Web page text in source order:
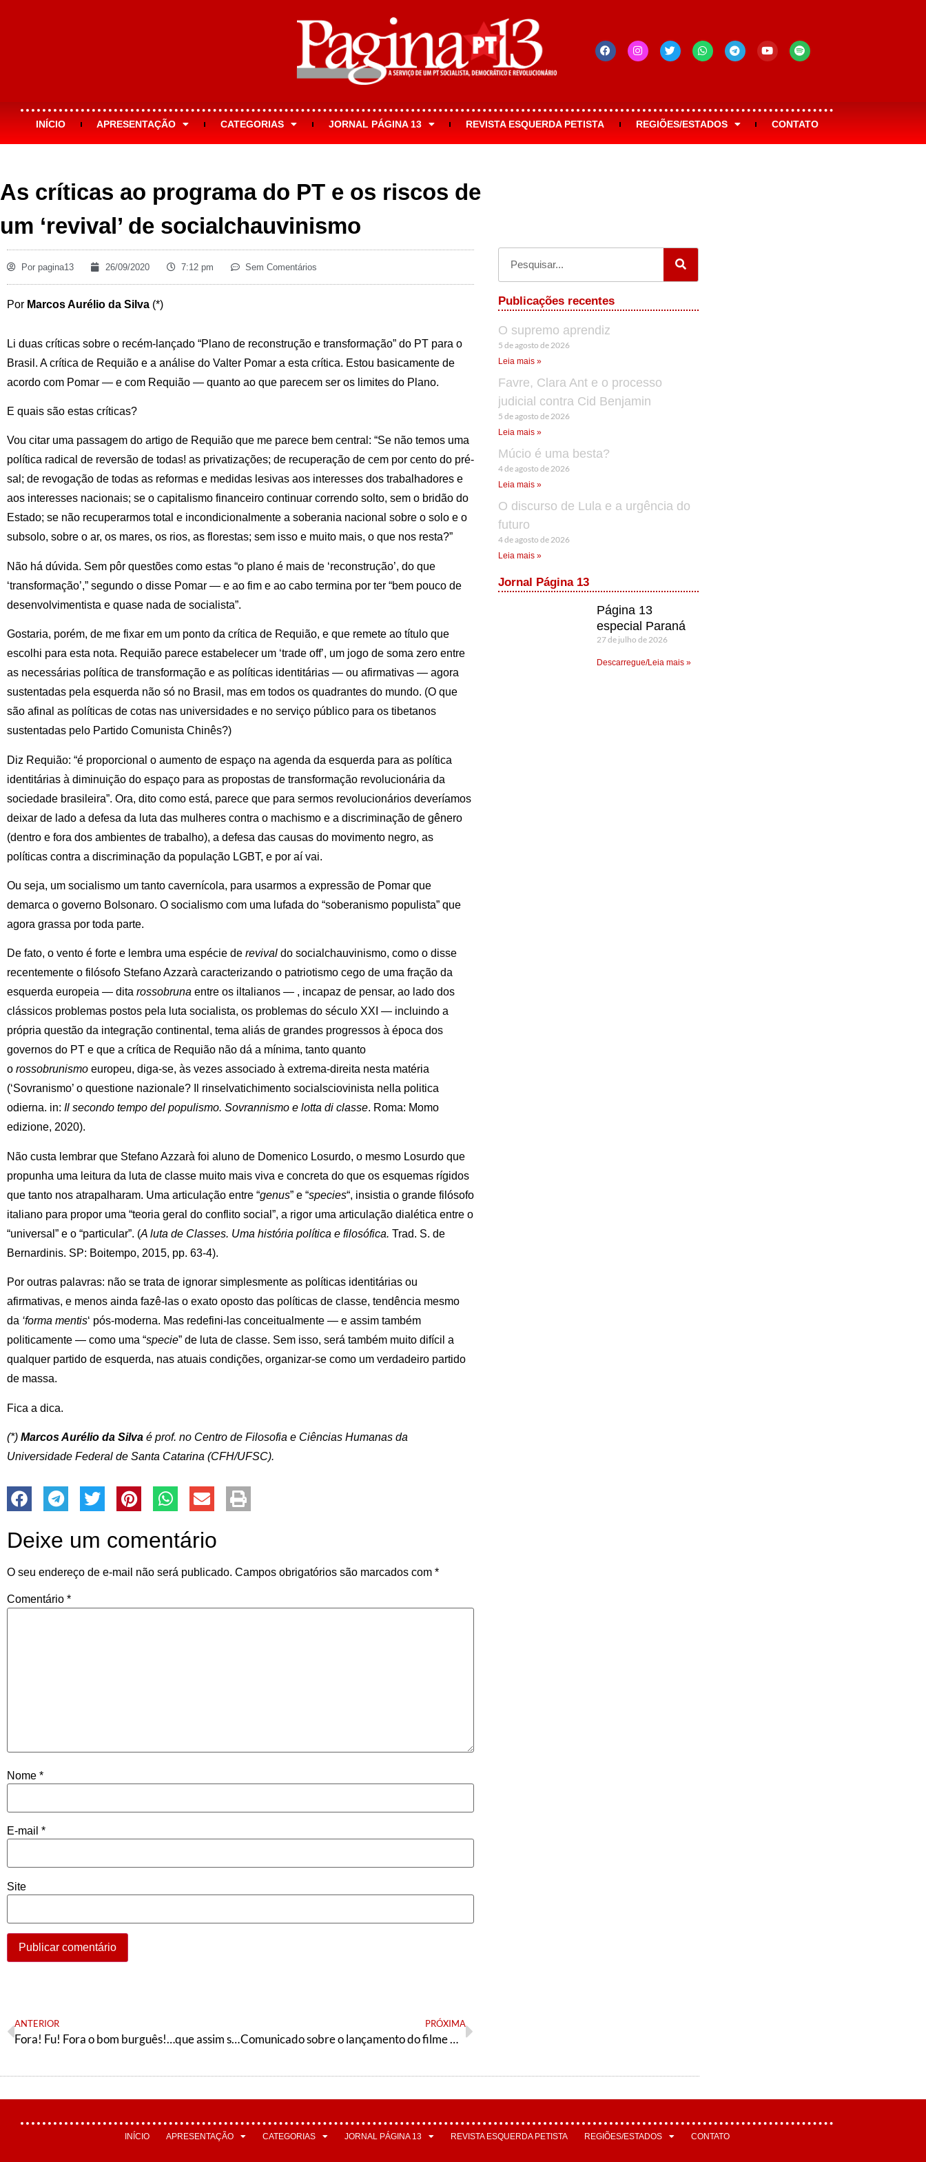
INÍCIO APRESENTAÇÃO CATEGORIAS JORNAL PÁGINA 13 REVISTA ESQUERDA PETISTA REGIÕES/ESTADOS CONTATO
As críticas ao programa do PT e os riscos de
um ‘revival’ de socialchauvinismo
Por pagina13 26/09/2020 7:12 pm Sem Comentários
Por Marcos Aurélio da Silva (*)
Li duas críticas sobre o recém-lançado “Plano de reconstrução e transformação” do PT para o
Brasil. A crítica de Requião e a análise do Valter Pomar a esta crítica. Estou basicamente de
acordo com Pomar — e com Requião — quanto ao que parecem ser os limites do Plano.
E quais são estas críticas?
Vou citar uma passagem do artigo de Requião que me parece bem central: “Se não temos uma
política radical de reversão de todas! as privatizações; de recuperação de cem por cento do pré-
sal; de revogação de todas as reformas e medidas lesivas aos interesses dos trabalhadores e
aos interesses nacionais; se o capitalismo financeiro continuar correndo solto, sem o bridão do
Estado; se não recuperarmos total e incondicionalmente a soberania nacional sobre o solo e o
subsolo, sobre o ar, os mares, os rios, as florestas; sem isso e muito mais, o que nos resta?”
Não há dúvida. Sem pôr questões como estas “o plano é mais de ‘reconstrução’, do que
‘transformação’,” segundo o disse Pomar — e ao fim e ao cabo termina por ter “bem pouco de
desenvolvimentista e quase nada de socialista”.
Gostaria, porém, de me fixar em um ponto da crítica de Requião, e que remete ao título que
escolhi para esta nota. Requião parece estabelecer um ‘trade off’, um jogo de soma zero entre
as necessárias política de transformação e as políticas identitárias — ou afirmativas — agora
sustentadas pela esquerda não só no Brasil, mas em todos os quadrantes do mundo. (O que
são afinal as políticas de cotas nas universidades e no serviço público para os tibetanos
sustentadas pelo Partido Comunista Chinês?)
Diz Requião: “é proporcional o aumento de espaço na agenda da esquerda para as política
identitárias à diminuição do espaço para as propostas de transformação revolucionária da
sociedade brasileira”. Ora, dito como está, parece que para sermos revolucionários deveríamos
deixar de lado a defesa da luta das mulheres contra o machismo e a discriminação de gênero
(dentro e fora dos ambientes de trabalho), a defesa das causas do movimento negro, as
políticas contra a discriminação da população LGBT, e por aí vai.
Ou seja, um socialismo um tanto cavernícola, para usarmos a expressão de Pomar que
demarca o governo Bolsonaro. O socialismo com uma lufada do “soberanismo populista” que
agora grassa por toda parte.
De fato, o vento é forte e lembra uma espécie de revival do socialchauvinismo, como o disse
recentemente o filósofo Stefano Azzarà caracterizando o patriotismo cego de uma fração da
esquerda europeia — dita rossobruna entre os iltalianos — , incapaz de pensar, ao lado dos
clássicos problemas postos pela luta socialista, os problemas do século XXI — incluindo a
própria questão da integração continental, tema aliás de grandes progressos à época dos
governos do PT e que a crítica de Requião não dá a mínima, tanto quanto
o rossobrunismo europeu, diga-se, às vezes associado à extrema-direita nesta matéria
(‘Sovranismo’ o questione nazionale? Il rinselvatichimento socialsciovinista nella politica
odierna. in: Il secondo tempo del populismo. Sovrannismo e lotta di classe. Roma: Momo
edizione, 2020).
Não custa lembrar que Stefano Azzarà foi aluno de Domenico Losurdo, o mesmo Losurdo que
propunha uma leitura da luta de classe muito mais viva e concreta do que os esquemas rígidos
que tanto nos atrapalharam. Uma articulação entre “genus” e “species“, insistia o grande filósofo
italiano para propor uma “teoria geral do conflito social”, a rigor uma articulação dialética entre o
“universal” e o “particular”. (A luta de Classes. Uma história política e filosófica. Trad. S. de
Bernardinis. SP: Boitempo, 2015, pp. 63-4).
Por outras palavras: não se trata de ignorar simplesmente as políticas identitárias ou
afirmativas, e menos ainda fazê-las o exato oposto das políticas de classe, tendência mesmo
da ‘forma mentis‘ pós-moderna. Mas redefini-las conceitualmente — e assim também
politicamente — como uma “specie” de luta de classe. Sem isso, será também muito difícil a
qualquer partido de esquerda, nas atuais condições, organizar-se como um verdadeiro partido
de massa.
Fica a dica.
(*) Marcos Aurélio da Silva é prof. no Centro de Filosofia e Ciências Humanas da
Universidade Federal de Santa Catarina (CFH/UFSC).
Deixe um comentário
O seu endereço de e-mail não será publicado. Campos obrigatórios são marcados com *
Comentário *
Nome *
E-mail *
Site
ANTERIOR
Fora! Fu! Fora o bom burguês!…que assim seja a Semana de 2022
PRÓXIMA
Comunicado sobre o lançamento do filme Abraço
Publicações recentes
O supremo aprendiz
5 de agosto de 2026
Leia mais »
Favre, Clara Ant e o processo
judicial contra Cid Benjamin
5 de agosto de 2026
Leia mais »
Múcio é uma besta?
4 de agosto de 2026
Leia mais »
O discurso de Lula e a urgência do
futuro
4 de agosto de 2026
Leia mais »
Jornal Página 13
Página 13
especial Paraná
27 de julho de 2026
Descarregue/Leia mais »
INÍCIO APRESENTAÇÃO CATEGORIAS JORNAL PÁGINA 13 REVISTA ESQUERDA PETISTA REGIÕES/ESTADOS CONTATO